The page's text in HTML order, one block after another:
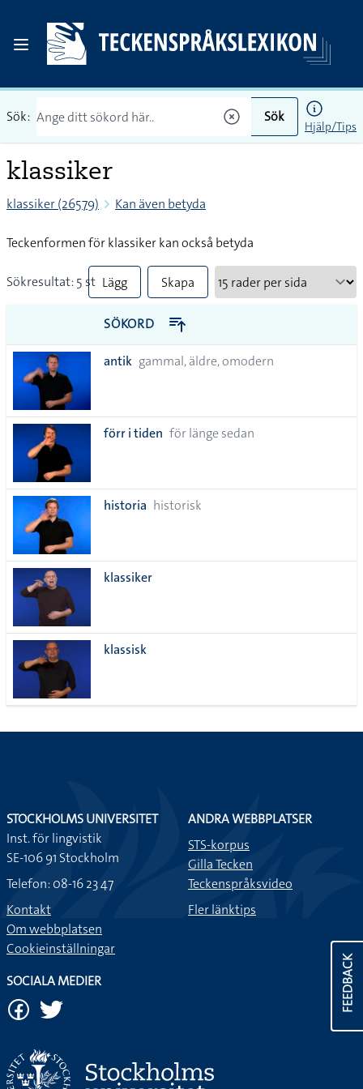
Sök: Sök
Hjälp/Tips
klassiker
klassiker (26579) Kan även betyda
Teckenformen för klassiker kan också betyda
Sökresultat: 5 st Lägg
till
alla i
Skapa
PDF
SÖKORD
antik gammal, äldre, omodern
förr i tiden för länge sedan
historia historisk
klassiker
klassisk
FEEDBACK
STOCKHOLMS UNIVERSITET
Inst. för lingvistik
SE-106 91 Stockholm
Telefon: 08-16 23 47
Kontakt
Om webbplatsen
Cookieinställningar
ANDRA WEBBPLATSER
STS-korpus
Gilla Tecken
Teckenspråksvideo
Fler länktips
SOCIALA MEDIER